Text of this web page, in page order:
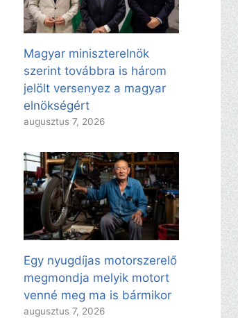
Magyar miniszterelnök
szerint továbbra is három
jelölt versenyez a magyar
elnökségért
augusztus 7, 2026
Egy nyugdíjas motorszerelő
megmondja melyik motort
venné meg ma is bármikor
augusztus 7, 2026